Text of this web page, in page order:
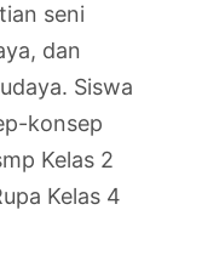
seni
dan
Siswa
konsep
Kelas 2
Kelas 4